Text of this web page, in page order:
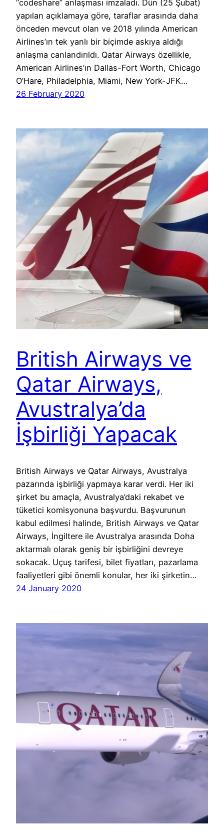
“codeshare” anlaşması imzaladı. Dün (25 Şubat)
yapılan açıklamaya göre, taraflar arasında daha
önceden mevcut olan ve 2018 yılında American
Airlines’ın tek yanlı bir biçimde askıya aldığı
anlaşma canlandırıldı. Qatar Airways özellikle,
American Airlines’ın Dallas-Fort Worth, Chicago
O’Hare, Philadelphia, Miami, New York-JFK…
26 February 2020
British Airways ve
Qatar Airways,
Avustralya’da
İşbirliği Yapacak
British Airways ve Qatar Airways, Avustralya
pazarında işbirliği yapmaya karar verdi. Her iki
şirket bu amaçla, Avustralya’daki rekabet ve
tüketici komisyonuna başvurdu. Başvurunun
kabul edilmesi halinde, British Airways ve Qatar
Airways, İngiltere ile Avustralya arasında Doha
aktarmalı olarak geniş bir işbirliğini devreye
sokacak. Uçuş tarifesi, bilet fiyatları, pazarlama
faaliyetleri gibi önemli konular, her iki şirketin…
24 January 2020